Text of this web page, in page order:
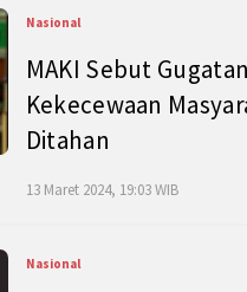
Nasional
MAKI Sebut
Kekecewaan
Ditahan
13 Maret 2024, 19:03 WIB
Nasional